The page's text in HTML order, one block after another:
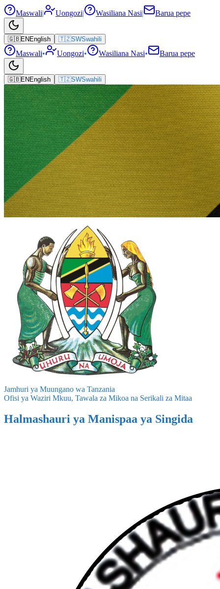
Maswali| Uongozi| Wasiliana Nasi| Barua pepe
🇬🇧EN English 🇹🇿SWSwahili
Maswali• Uongozi• Wasiliana Nasi• Barua pepe
🇬🇧EN English 🇹🇿SWSwahili
Jamhuri ya Muungano wa Tanzania
Ofisi ya Waziri Mkuu, Tawala za Mikoa na Serikali za Mitaa
Halmashauri ya Manispaa ya Singida